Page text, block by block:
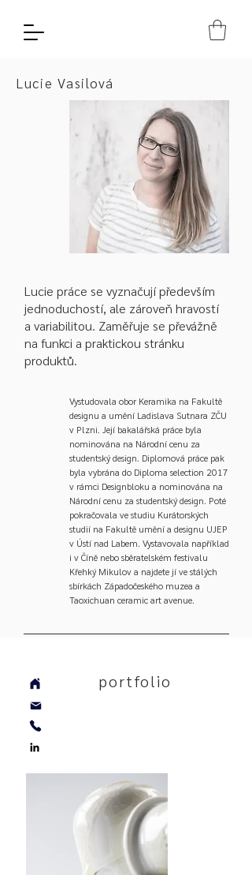
Lucie Vasilová
Lucie práce se vyznačují především
jednoduchostí, ale zároveň hravostí
a variabilitou. Zaměřuje se převážně
na funkci a praktickou stránku
produktů.
Vystudovala obor Keramika na Fakultě
designu a umění Ladislava Sutnara ZČU
v Plzni. Její bakalářská práce byla
nominována na Národní cenu za
studentský design. Diplomová práce pak
byla vybrána do Diploma selection 2017
v rámci Designbloku a nominována na
Národní cenu za studentský design. Poté
pokračovala ve studiu Kurátorských
studií na Fakultě umění a designu UJEP
v Ústí nad Labem. Vystavovala například
i v Číně nebo sběratelském festivalu
Křehký Mikulov a najdete jí ve stálých
sbírkách Západočeského muzea a
Taoxichuan ceramic art avenue.
portfolio